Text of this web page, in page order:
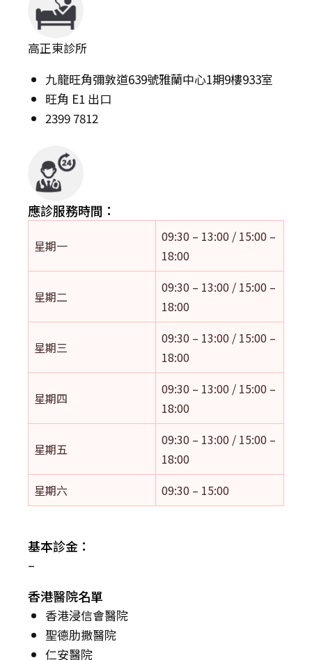
高正東診所
九龍旺角彌敦道639號雅蘭中心1期9樓933室
旺角 E1 出口
2399 7812
應診服務時間：
星期一
09:30 – 13:00 / 15:00 –
18:00
星期二
09:30 – 13:00 / 15:00 –
18:00
星期三
09:30 – 13:00 / 15:00 –
18:00
星期四
09:30 – 13:00 / 15:00 –
18:00
星期五
09:30 – 13:00 / 15:00 –
18:00
星期六
09:30 – 15:00
基本診金：
–
香港醫院名單
香港浸信會醫院
聖德肋撒醫院
仁安醫院